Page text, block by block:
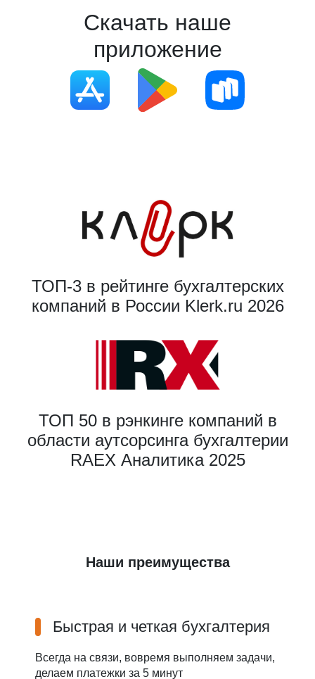
Скачать наше
приложение
ТОП-3 в рейтинге бухгалтерских
компаний в России Klerk.ru 2026
ТОП 50 в рэнкинге компаний в
области аутсорсинга бухгалтерии
RAEX Аналитика 2025
Наши преимущества
Быстрая и четкая бухгалтерия
Всегда на связи, вовремя выполняем задачи,
делаем платежки за 5 минут